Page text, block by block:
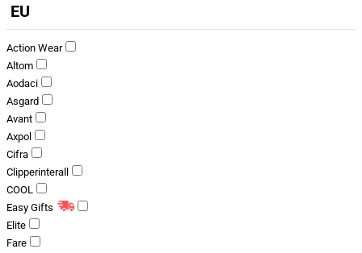
EU
Action Wear
Altom
Aodaci
Asgard
Avant
Axpol
Cifra
Clipperinterall
COOL
Easy Gifts
Elite
Fare